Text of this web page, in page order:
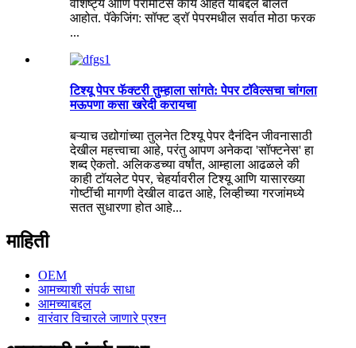
वैशिष्ट्ये आणि पॅरामीटर्स काय आहेत याबद्दल बोलत
आहोत. पॅकेजिंग: सॉफ्ट ड्रॉ पेपरमधील सर्वात मोठा फरक
...
टिश्यू पेपर फॅक्टरी तुम्हाला सांगते: पेपर टॉवेल्सचा चांगला
मऊपणा कसा खरेदी करायचा
बऱ्याच उद्योगांच्या तुलनेत टिश्यू पेपर दैनंदिन जीवनासाठी
देखील महत्त्वाचा आहे, परंतु आपण अनेकदा 'सॉफ्टनेस' हा
शब्द ऐकतो. अलिकडच्या वर्षांत, आम्हाला आढळले की
काही टॉयलेट पेपर, चेहर्यावरील टिश्यू आणि यासारख्या
गोष्टींची मागणी देखील वाढत आहे, लिव्हीच्या गरजांमध्ये
सतत सुधारणा होत आहे...
माहिती
OEM
आमच्याशी संपर्क साधा
आमच्याबद्दल
वारंवार विचारले जाणारे प्रश्न